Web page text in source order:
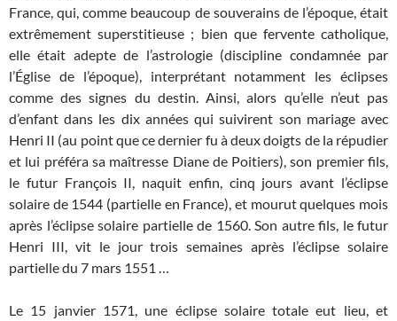
France, qui, comme beaucoup de souverains de l’époque, était
extrêmement superstitieuse ; bien que fervente catholique,
elle était adepte de l’astrologie (discipline condamnée par
l’Église de l’époque), interprétant notamment les éclipses
comme des signes du destin. Ainsi, alors qu’elle n’eut pas
d’enfant dans les dix années qui suivirent son mariage avec
Henri II (au point que ce dernier fu à deux doigts de la répudier
et lui préféra sa maîtresse Diane de Poitiers), son premier fils,
le futur François II, naquit enfin, cinq jours avant l’éclipse
solaire de 1544 (partielle en France), et mourut quelques mois
après l’éclipse solaire partielle de 1560. Son autre fils, le futur
Henri III, vit le jour trois semaines après l’éclipse solaire
partielle du 7 mars 1551 …
Le 15 janvier 1571, une éclipse solaire totale eut lieu, et